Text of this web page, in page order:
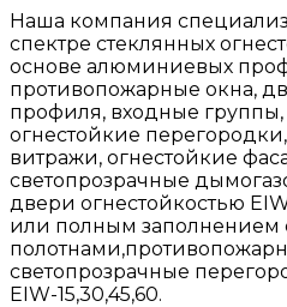
Наша компания
спектре стеклянных
основе алюминиевых
противопожарные окна,
профиля, входные
огнестойкие
витражи, огнестойкие
светопрозрачные
двери огнестойкостью
или полным заполнением
светопрозрачные
EIW-15,30,45,60.